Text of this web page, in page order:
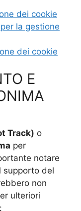
dei cookie
la gestione
dei cookie
E
Track) o
per
notare
supporto del
non
ulteriori